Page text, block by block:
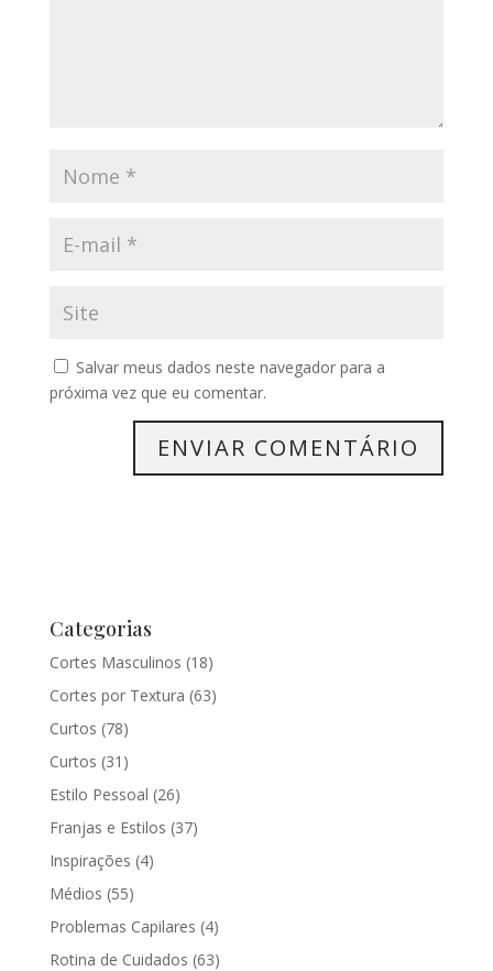
Salvar meus dados neste navegador para a
próxima vez que eu comentar.
Categorias
Cortes Masculinos (18)
Cortes por Textura (63)
Curtos (78)
Curtos (31)
Estilo Pessoal (26)
Franjas e Estilos (37)
Inspirações (4)
Médios (55)
Problemas Capilares (4)
Rotina de Cuidados (63)